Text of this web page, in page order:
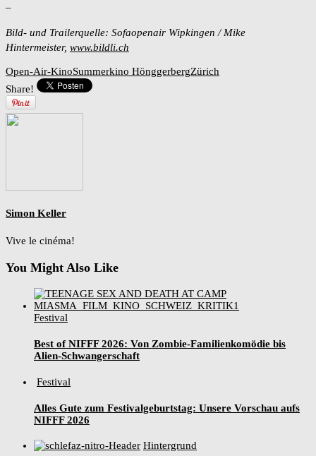
–
Bild- und Trailerquelle: Sofaopenair Wipkingen / Mike
Hintermeister, www.bildli.ch
Open-Air-KinoSummerkino HönggerbergZürich
Share!
Simon Keller
Vive le cinéma!
You Might Also Like
Festival
Best of NIFFF 2026: Von Zombie-Familienkomödie bis
Alien-Schwangerschaft
Festival
Alles Gute zum Festivalgeburtstag: Unsere Vorschau aufs
NIFFF 2026
Hintergrund